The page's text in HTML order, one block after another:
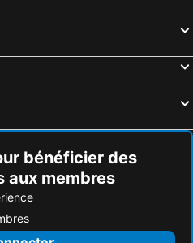
bénéficier des
aux membres